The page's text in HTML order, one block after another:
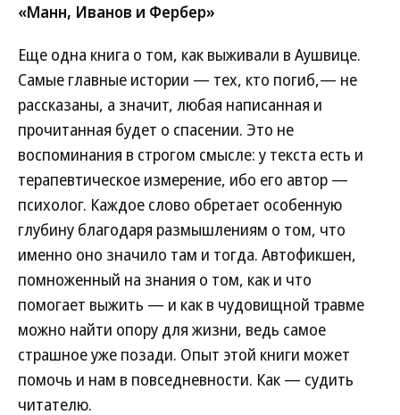
«Манн, Иванов и Фербер»
Еще одна книга о том, как выживали в Аушвице.
Самые главные истории — тех, кто погиб,— не
рассказаны, а значит, любая написанная и
прочитанная будет о спасении. Это не
воспоминания в строгом смысле: у текста есть и
терапевтическое измерение, ибо его автор —
психолог. Каждое слово обретает особенную
глубину благодаря размышлениям о том, что
именно оно значило там и тогда. Автофикшен,
помноженный на знания о том, как и что
помогает выжить — и как в чудовищной травме
можно найти опору для жизни, ведь самое
страшное уже позади. Опыт этой книги может
помочь и нам в повседневности. Как — судить
читателю.